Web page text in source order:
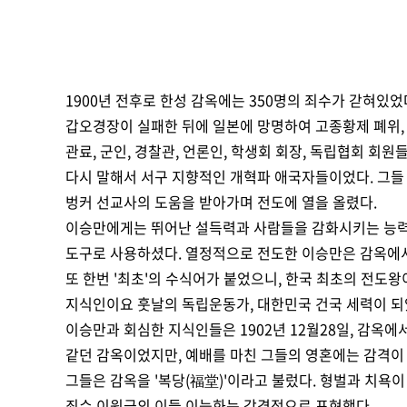
1900년 전후로 한성 감옥에는 350명의 죄수가 갇혀있
갑오경장이 실패한 뒤에 일본에 망명하여 고종황제 폐
관료, 군인, 경찰관, 언론인, 학생회 회장, 독립협회 회원
다시 말해서 서구 지향적인 개혁파 애국자들이었다. 그
벙커 선교사의 도움을 받아가며 전도에 열을 올렸다.
이승만에게는 뛰어난 설득력과 사람들을 감화시키는
도구로 사용하셨다. 열정적으로 전도한 이승만은 감옥
또 한번 '최초'의 수식어가 붙었으니, 한국 최초의 전도
지식인이요 훗날의 독립운동가, 대한민국 건국 세력이
이승만과 회심한 지식인들은 1902년 12월28일, 감옥에
같던 감옥이었지만, 예배를 마친 그들의 영혼에는 감격
그들은 감옥을 '복당(福堂)'이라고 불렀다. 형벌과 치욕